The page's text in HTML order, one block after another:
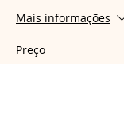
Mais informações
Preço